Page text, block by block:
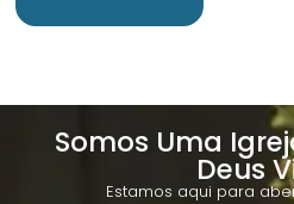
Somos Uma
Deus
Estamos aqui para